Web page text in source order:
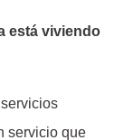
está viviendo
servicio que